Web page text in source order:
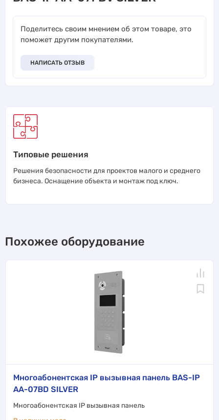
Поделитесь своим мнением об этом товаре, это
поможет другим покупателями.
НАПИСАТЬ ОТЗЫВ
Типовые решения
Решения безопасности для проектов малого и среднего
бизнеса. Оснащение объекта и монтаж под ключ.
Похожее оборудование
Многоабонентская IP вызывная панель BAS-IP
AA-07BD SILVER
Многоабонентская IP вызывная панель